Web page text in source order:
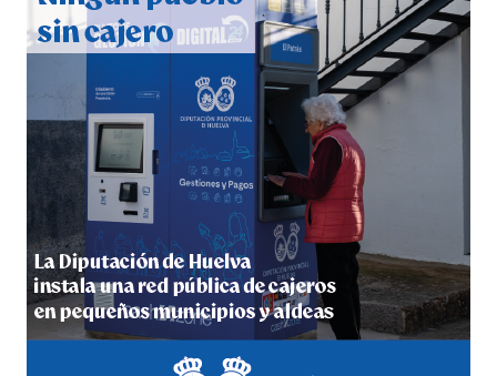
hace 6 días·Huelvatv
5º DÍA DE LAS FIESTAS COLOMBINAS 2026
hace 6 días·Huelvatv